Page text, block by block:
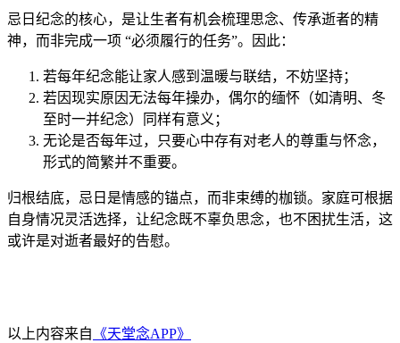
忌日纪念的核心，是让生者有机会梳理思念、传承逝者的精
神，而非完成一项 “必须履行的任务”。因此：
若每年纪念能让家人感到温暖与联结，不妨坚持；
若因现实原因无法每年操办，偶尔的缅怀（如清明、冬
至时一并纪念）同样有意义；
无论是否每年过，只要心中存有对老人的尊重与怀念，
形式的简繁并不重要。
归根结底，忌日是情感的锚点，而非束缚的枷锁。家庭可根据
自身情况灵活选择，让纪念既不辜负思念，也不困扰生活，这
或许是对逝者最好的告慰。
以上内容来自 《天堂念APP》